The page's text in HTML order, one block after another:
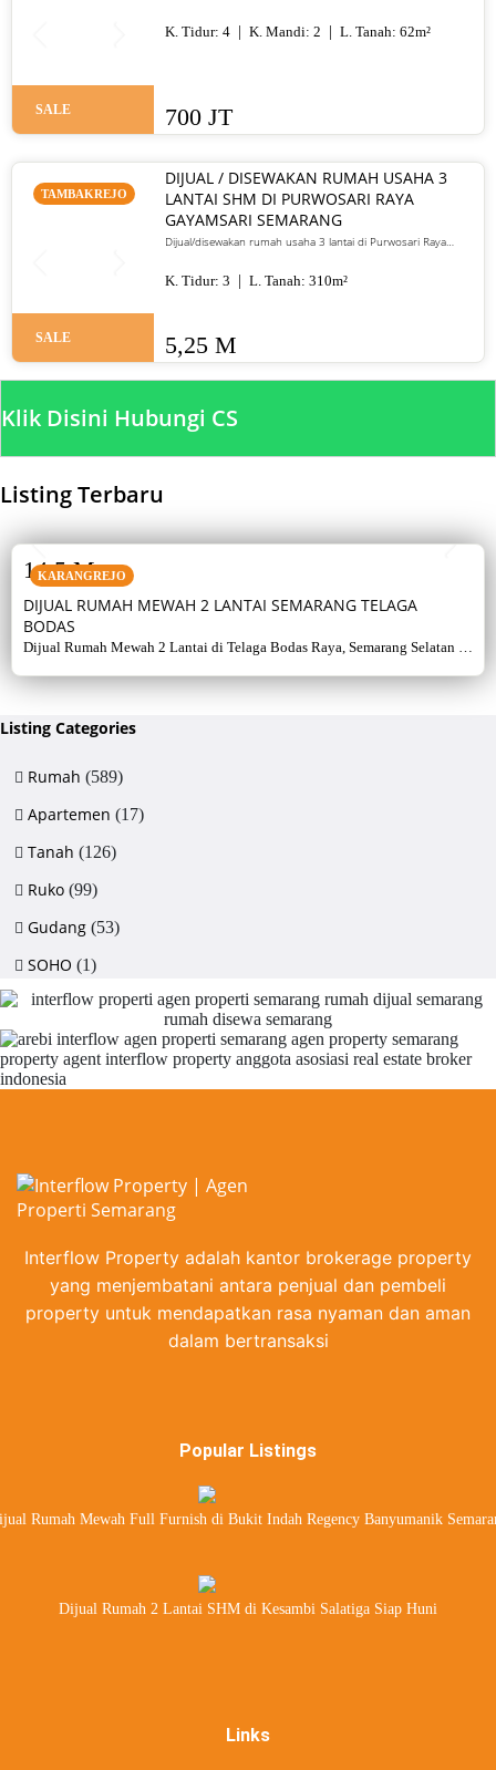
SALE
K. Tidur: 4 K. Mandi: 2 L. Tanah: 62m²
700 JT
TAMBAKREJO
SALE
DIJUAL / DISEWAKAN RUMAH USAHA 3
LANTAI SHM DI PURWOSARI RAYA
GAYAMSARI SEMARANG
Dijual/disewakan rumah usaha 3 lantai di Purwosari Raya
utama. Jual 5,25 M / sewa 135 juta per tahun.
K. Tidur: 3 L. Tanah: 310m²
5,25 M
Klik Disini Hubungi CS
Listing Terbaru
KARANGREJO
DIJUAL RUMAH MEWAH 2 LANTAI SEMARANG TELAGA
BODAS
Dijual Rumah Mewah 2 Lantai di Telaga Bodas Raya, Semarang Selatan –
listrik 5500 watt, air artetis. Lingkungan asri & strategis.
14,5 M
Listing Categories
Rumah (589)
Apartemen (17)
Tanah (126)
Ruko (99)
Gudang (53)
SOHO (1)
Interflow Property adalah kantor brokerage property
yang menjembatani antara penjual dan pembeli
property untuk mendapatkan rasa nyaman dan aman
dalam bertransaksi
Popular Listings
Rumah Mewah Full Furnish di Bukit Indah Regency Banyumanik
Dijual Rumah 2 Lantai SHM di Kesambi Salatiga Siap Huni
Links